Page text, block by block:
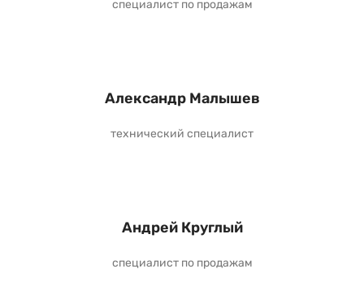
специалист по продажам
Александр Малышев
технический специалист
Андрей Круглый
специалист по продажам